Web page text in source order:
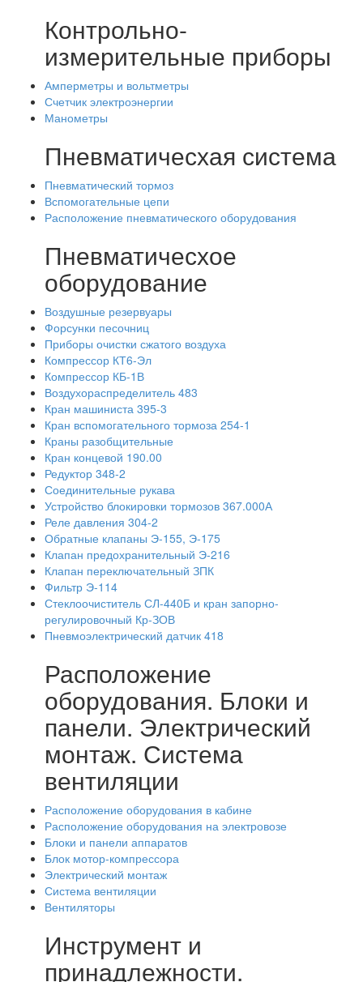
Контрольно-
измерительные приборы
Амперметры и вольтметры
Счетчик электроэнергии
Манометры
Пневматичесхая система
Пневматический тормоз
Вспомогательные цепи
Расположение пневматического оборудования
Пневматичесхое
оборудование
Воздушные резервуары
Форсунки песочниц
Приборы очистки сжатого воздуха
Компрессор КТ6-Эл
Компрессор КБ-1В
Воздухораспределитель 483
Кран машиниста 395-3
Кран вспомогательного тормоза 254-1
Краны разобщительные
Кран концевой 190.00
Редуктор 348-2
Соединительные рукава
Устройство блокировки тормозов 367.000А
Реле давления 304-2
Обратные клапаны Э-155, Э-175
Клапан предохранительный Э-216
Клапан переключательный ЗПК
Фильтр Э-114
Стеклоочиститель СЛ-440Б и кран запорно-
регулировочный Кр-ЗОВ
Пневмоэлектрический датчик 418
Расположение
оборудования. Блоки и
панели. Электрический
монтаж. Система
вентиляции
Расположение оборудования в кабине
Расположение оборудования на электровозе
Блоки и панели аппаратов
Блок мотор-компрессора
Электрический монтаж
Система вентиляции
Вентиляторы
Инструмент и
принадлежности.